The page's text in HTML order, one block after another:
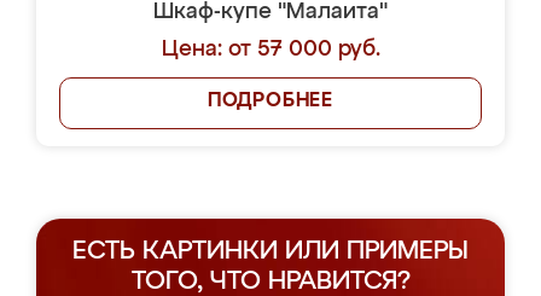
Шкаф-купе "Малаита"
Цена: от 57 000 руб.
ПОДРОБНЕЕ
ЕСТЬ КАРТИНКИ ИЛИ ПРИМЕРЫ
ТОГО, ЧТО НРАВИТСЯ?